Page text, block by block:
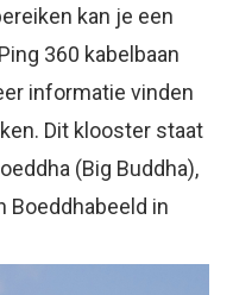
kan je een
360 kabelbaan
informatie vinden
Dit klooster staat
(Big Buddha),
Boeddhabeeld in